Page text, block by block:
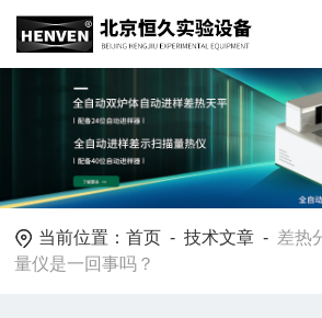
当前位置：首页 -技术文章 - 差热
量仪是一回事吗？